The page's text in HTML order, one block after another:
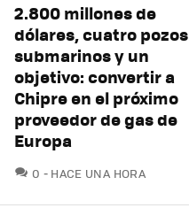
2.800 millones de
dólares, cuatro pozos
submarinos y un
objetivo: convertir a
Chipre en el próximo
proveedor de gas de
Europa
0 COMENTARIOS
HACE UNA HORA